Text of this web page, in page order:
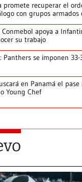
promete recuperar el
con grupos armados
apoya a
su trabajo
Panthers se imponen
en Panamá el
Young Chef